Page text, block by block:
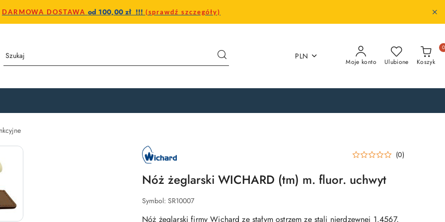
DARMOWA DOSTAWA od 100,00 zł !!! (sprawdź szczegóły)
PLN
Moje konto Ulubione Koszyk
0
NAZWA
PRODUCENTA:
WICHARD
(0)
Nóż żeglarski WICHARD (tm) m. fluor. uchwyt
Symbol: SR10007
Nóż żeglarski firmy Wichard ze stałym ostrzem ze stali nierdzewnej 1.4567,